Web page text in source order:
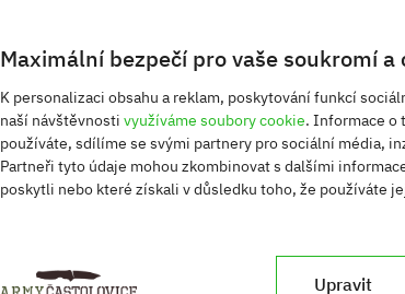
Maximální bezpečí pro vaše soukromí a
K personalizaci obsahu a reklam, poskytování funkcí
naší návštěvnosti využíváme soubory cookie. Informace o
používáte, sdílíme se svými partnery pro sociální média,
Partneři tyto údaje mohou zkombinovat s dalšími
poskytli nebo které získali v důsledku toho, že používáte
Upravit